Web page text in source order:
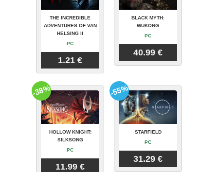
THE INCREDIBLE
ADVENTURES OF VAN
HELSING II
PC
1.21 €
BLACK MYTH:
WUKONG
PC
40.99 €
HOLLOW KNIGHT:
SILKSONG
PC
11.99 €
-38%
STARFIELD
PC
31.29 €
-55%